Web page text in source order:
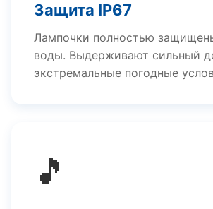
Защита IP67
Лампочки полностью
воды. Выдерживают сильный
экстремальные погодные
🎵